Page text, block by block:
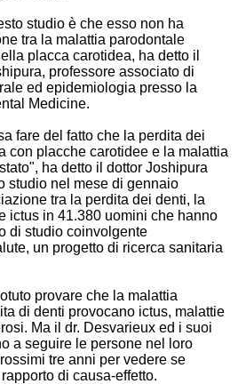
studio è che esso non ha
tra la malattia parodontale
placca carotidea, ha detto il
professore associato di
ed epidemiologia presso la
Medicine.
fare del fatto che la perdita dei
con placche carotidee e la malattia
ha detto il dottor Joshipura
studio nel mese di gennaio
tra la perdita dei denti, la
ictus in 41.380 uomini che hanno
di studio coinvolgente
un progetto di ricerca sanitaria
provare che la malattia
di denti provocano ictus, malattie
Ma il dr. Desvarieux ed i suoi
a seguire le persone nel loro
tre anni per vedere se
di causa-effetto.